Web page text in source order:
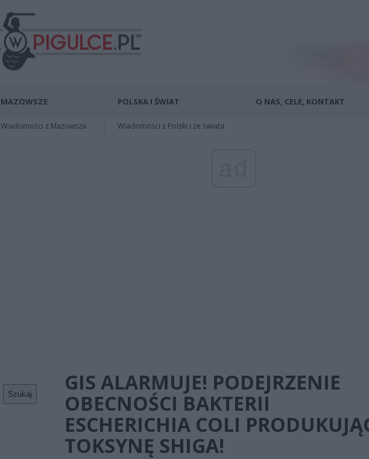
MAZOWSZE
Wiadomości z Mazowsza
POLSKA I ŚWIAT
Wiadomości z Polski i ze świata
O NAS, CELE, KONTAKT
Szukaj
GIS ALARMUJE! PODEJRZENIE
OBECNOŚCI BAKTERII
ESCHERICHIA COLI
TOKSYNĘ SHIGA!